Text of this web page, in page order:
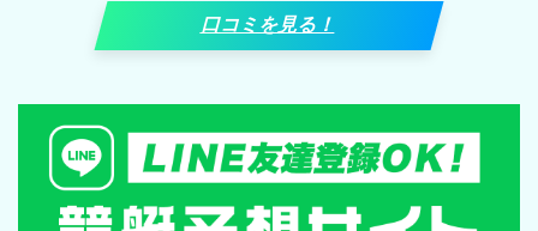
口コミを見る！